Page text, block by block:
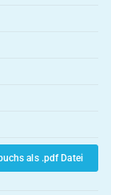
als .pdf Datei